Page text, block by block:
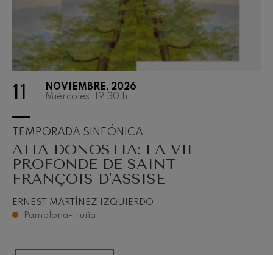
11
NOVIEMBRE, 2026
Miércoles, 19:30 h.
TEMPORADA SINFÓNICA
AITA DONOSTIA: LA VIE
PROFONDE DE SAINT
FRANÇOIS D'ASSISE
ERNEST MARTÍNEZ IZQUIERDO
Pamplona-Iruña